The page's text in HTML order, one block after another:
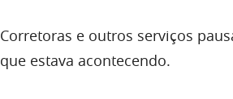
Corretoras e outros serviços
que estava acontecendo.